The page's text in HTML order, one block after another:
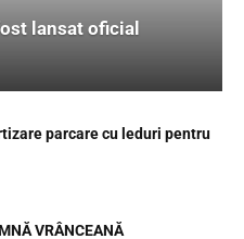
lansat oficial
parcare cu leduri pentru
VRÂNCEANĂ